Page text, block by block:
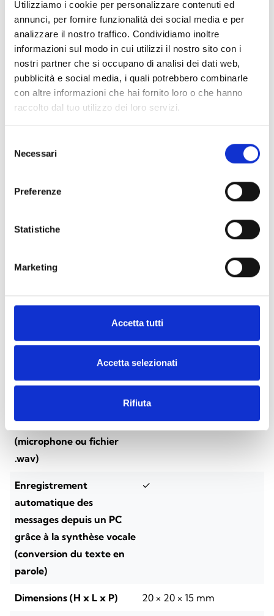
Utilizziamo i cookie per personalizzare contenuti ed
annunci, per fornire funzionalità dei social media e per
analizzare il nostro traffico. Condividiamo inoltre
informazioni sul modo in cui utilizzi il nostro sito con i
nostri partner che si occupano di analisi dei dati web,
pubblicità e social media, i quali potrebbero combinarle
con altre informazioni che hai fornito loro o che hanno
raccolto dal tuo utilizzo dei loro servizi.
delNecessari
Preferenze
Statistiche
Marketing
Accetta tutti
Accetta selezionati
Rifiuta
Boîte vocale : un message
pour chaque clavier
✓
Menu à guidage vocal
✓
personnalisable par
Enregistrement des
messages depuis les
claviers Joy/MAX
✓
messages depuis un PC
(microphone ou fichier
.wav)
✓
Enregistrement
automatique des
messages depuis un PC
grâce à la synthèse vocale
(conversion du texte en
parole)
✓
Dimensions (H x L x P) 20 × 20 × 15 mm